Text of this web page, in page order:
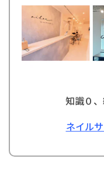
知識０
ネイル